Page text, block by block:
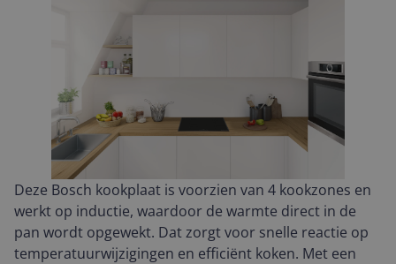
Deze Bosch kookplaat is voorzien van 4 kookzones en
werkt op inductie, waardoor de warmte direct in de
pan wordt opgewekt. Dat zorgt voor snelle reactie op
temperatuurwijzigingen en efficiënt koken. Met een